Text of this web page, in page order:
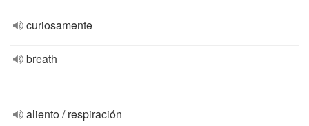
curiosamente
breath
aliento / respiración